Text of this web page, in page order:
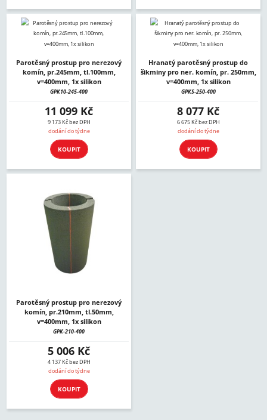
Parotěsný prostup pro nerezový
komín, pr.245mm, tl.100mm,
v=400mm, 1x silikon
GPK10-245-400
11 099 Kč
9 173 Kč bez DPH
dodání do týdne
KOUPIT
Hranatý parotěsný prostup do
šikminy pro ner. komín, pr. 250mm,
v=400mm, 1x silikon
GPKS-250-400
8 077 Kč
6 675 Kč bez DPH
dodání do týdne
KOUPIT
Parotěsný prostup pro nerezový
komín, pr.210mm, tl.50mm,
v=400mm, 1x silikon
GPK-210-400
5 006 Kč
4 137 Kč bez DPH
dodání do týdne
KOUPIT